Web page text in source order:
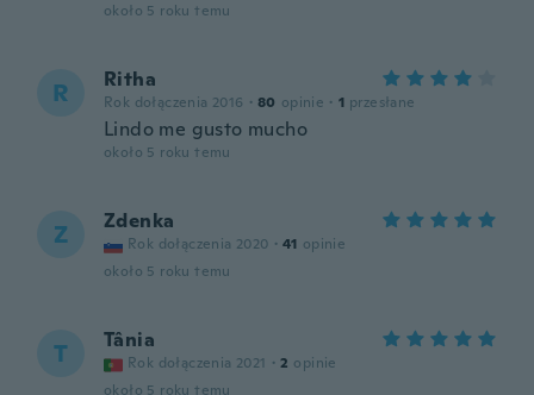
około 5 roku temu
R Ritha
Rok dołączenia 2016 · 80 opinie · 1 przesłane
Lindo me gusto mucho
około 5 roku temu
Z Zdenka
Rok dołączenia 2020 · 41 opinie
około 5 roku temu
T Tânia
Rok dołączenia 2021 · 2 opinie
około 5 roku temu